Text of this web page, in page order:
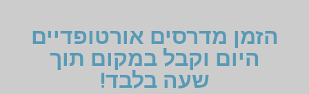
הזמן מדרסים אורטופדיים
היום וקבל במקום תוך
שעה בלבד!